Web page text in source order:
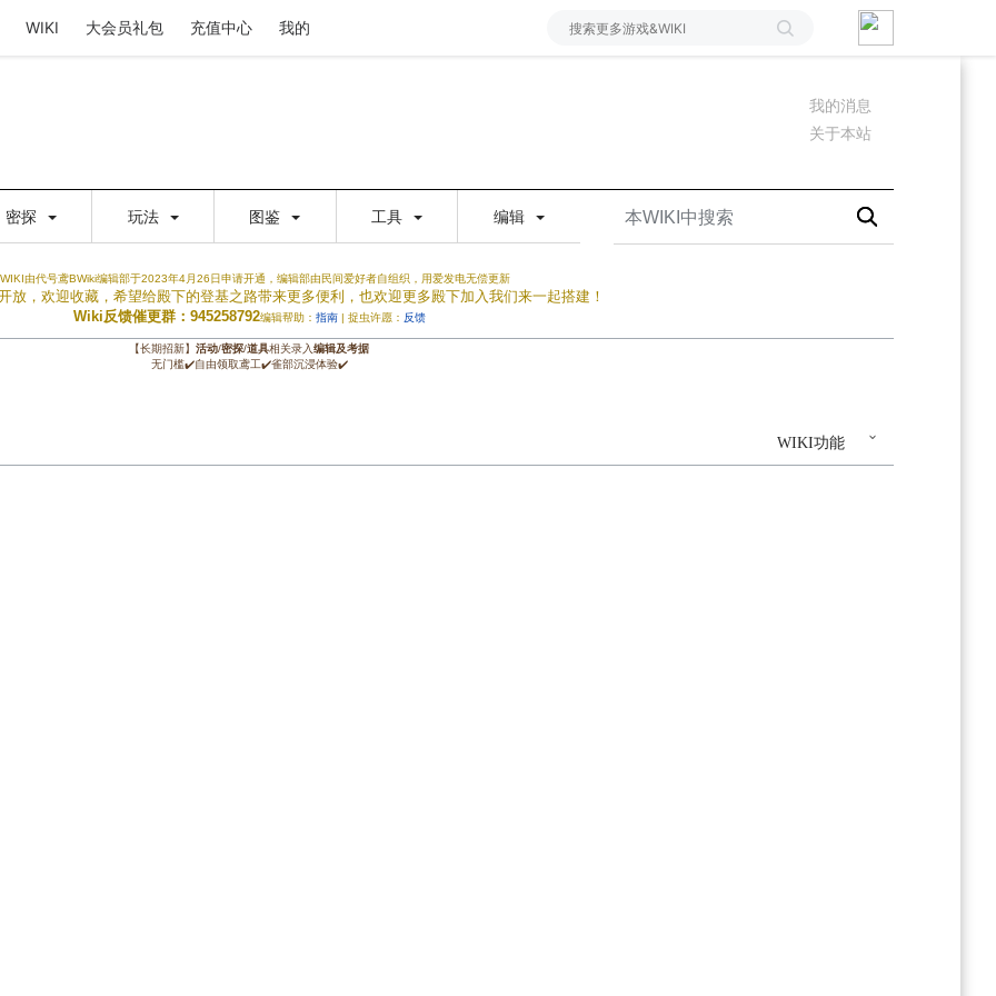
WIKI 大会员礼包 充值中心 我的
我的消息
关于本站
密探 玩法 图鉴 工具 编辑
由代号鸢BWiki编辑部于2023年4月26日申请开通，编辑部由民间爱好者自组织，用爱发电无偿更新
放，欢迎收藏，希望给殿下的登基之路带来更多便利，也欢迎更多殿下加入我们来一起搭建！
Wiki反馈催更群：945258792编辑帮助： 指南| 捉虫许愿： 反馈
【长期招新】 活动/密探/道具相关录入编辑及考据
无门槛✔️自由领取鸢工✔️雀部沉浸体验✔️
WIKI功能